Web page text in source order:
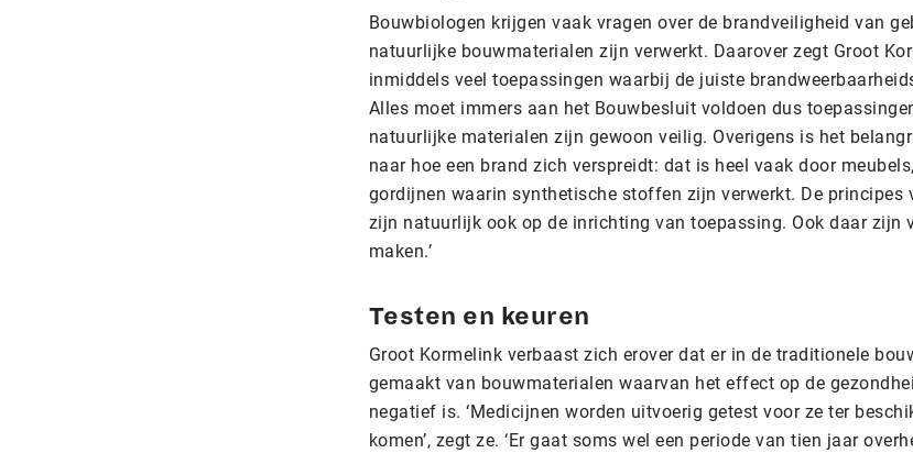
Bouwbiologen krijgen vaak vragen over de brandveiligheid van
natuurlijke bouwmaterialen zijn verwerkt. Daarover zegt Groot
inmiddels veel toepassingen waarbij de juiste
Alles moet immers aan het Bouwbesluit voldoen dus
natuurlijke materialen zijn gewoon veilig. Overigens is het
naar hoe een brand zich verspreidt: dat is heel vaak door
gordijnen waarin synthetische stoffen zijn verwerkt. De principes
zijn natuurlijk ook op de inrichting van toepassing. Ook daar zijn
maken.’
Testen en keuren
Groot Kormelink verbaast zich erover dat er in de traditionele
gemaakt van bouwmaterialen waarvan het effect op de
negatief is. ‘Medicijnen worden uitvoerig getest voor ze ter
komen’, zegt ze. ‘Er gaat soms wel een periode van tien jaar